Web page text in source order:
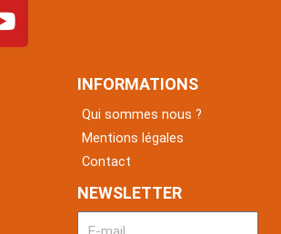
Y
o
u
INFORMATIONS
Qui sommes nous ?
Mentions légales
Contact
NEWSLETTER